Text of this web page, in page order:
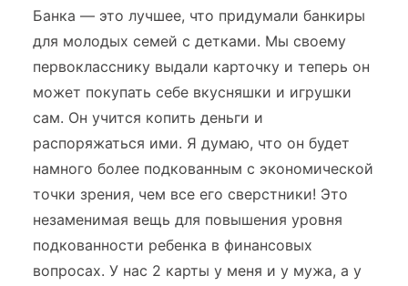
Банка — это лучшее, что придумали банкиры
для молодых семей с детками. Мы своему
первокласснику выдали карточку и теперь он
может покупать себе вкусняшки и игрушки
сам. Он учится копить деньги и
распоряжаться ими. Я думаю, что он будет
намного более подкованным с экономической
точки зрения, чем все его сверстники! Это
незаменимая вещь для повышения уровня
подкованности ребенка в финансовых
вопросах. У нас 2 карты у меня и у мужа, а у